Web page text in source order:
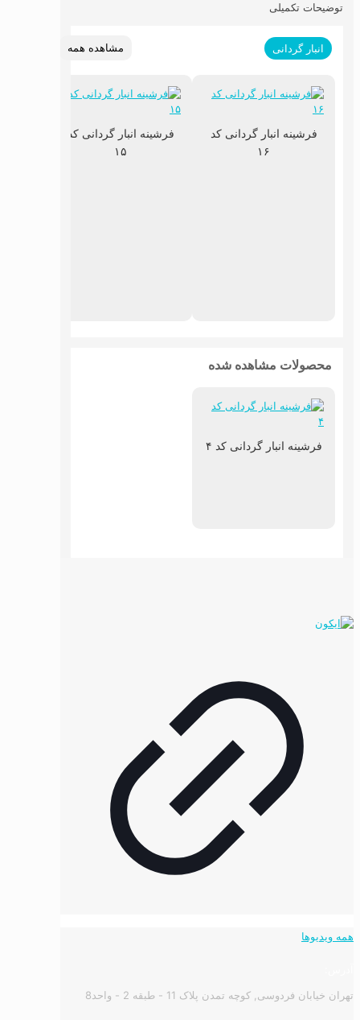
توضیحات تکمیلی
انبار گردانی مشاهده همه
فرشینه انبار گردانی کد
۱۶
فرشینه انبار گردانی کد
۱۵
محصولات مشاهده شده
فرشینه انبار گردانی کد ۴
همه ویدیوها
تهران خیابان فردوسی, کوچه تمدن پلاک 11 - طبقه 2 - واحد8